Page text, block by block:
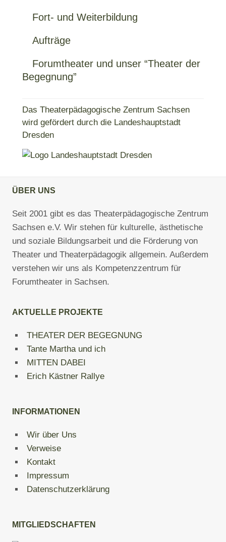
Fort- und Weiterbildung
Aufträge
Forumtheater und unser “Theater der
Begegnung”
Das Theaterpädagogische Zentrum Sachsen
wird gefördert durch die Landeshauptstadt
Dresden
ÜBER UNS
Seit 2001 gibt es das Theaterpädagogische Zentrum
Sachsen e.V. Wir stehen für kulturelle, ästhetische
und soziale Bildungsarbeit und die Förderung von
Theater und Theaterpädagogik allgemein. Außerdem
verstehen wir uns als Kompetenzzentrum für
Forumtheater in Sachsen.
AKTUELLE PROJEKTE
THEATER DER BEGEGNUNG
Tante Martha und ich
MITTEN DABEI
Erich Kästner Rallye
INFORMATIONEN
Wir über Uns
Verweise
Kontakt
Impressum
Datenschutzerklärung
MITGLIEDSCHAFTEN